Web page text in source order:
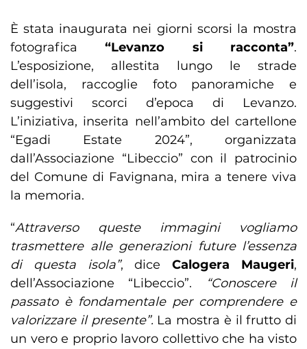
È stata inaugurata nei giorni scorsi la mostra
fotografica“Levanzo si racconta”.
L’esposizione, allestita lungo le strade
dell’isola, raccoglie foto panoramiche e
suggestivi scorci d’epoca di Levanzo.
L’iniziativa, inserita nell’ambito del cartellone
“Egadi Estate 2024”, organizzata
dall’Associazione “Libeccio” con il patrocinio
del Comune di Favignana, mira a tenere viva
la memoria.
“Attraverso queste immagini vogliamo
trasmettere alle generazioni future l’essenza
di questa isola”, diceCalogera Maugeri,
dell’Associazione “Libeccio”. “Conoscere il
passato è fondamentale per comprendere e
valorizzare il presente”. La mostra è il frutto di
un vero e proprio lavoro collettivo che ha visto